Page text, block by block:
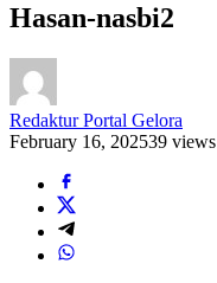
Hasan-nasbi2
Redaktur Portal Gelora
February 16, 202539 views